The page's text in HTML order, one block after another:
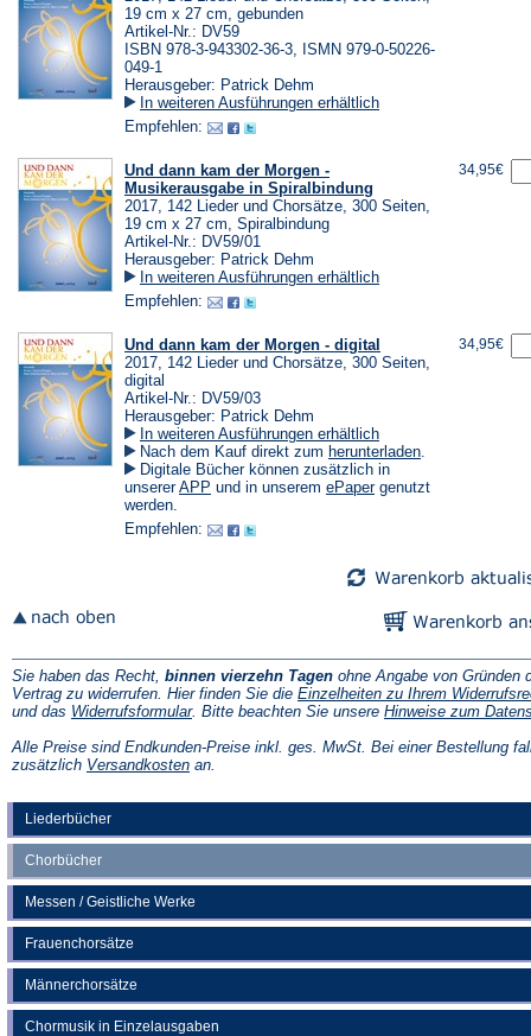
Liederbücher
Chorbücher
Messen / Geistliche Werke
Frauenchorsätze
Männerchorsätze
Chormusik in Einzelausgaben
19 cm x 27 cm, gebunden
Artikel-Nr.: DV59
ISBN 978-3-943302-36-3, ISMN 979-0-50226-
049-1
Herausgeber: Patrick Dehm
In weiteren Ausführungen erhältlich
Empfehlen:
Und dann kam der Morgen -
Musikerausgabe in Spiralbindung
2017, 142 Lieder und Chorsätze, 300 Seiten,
19 cm x 27 cm, Spiralbindung
Artikel-Nr.: DV59/01
Herausgeber: Patrick Dehm
In weiteren Ausführungen erhältlich
Empfehlen:
34,95€
Und dann kam der Morgen - digital
2017, 142 Lieder und Chorsätze, 300 Seiten,
digital
Artikel-Nr.: DV59/03
Herausgeber: Patrick Dehm
In weiteren Ausführungen erhältlich
Nach dem Kauf direkt zum herunterladen(Öffnet
einem
.
Digitale Bücher können zusätzlich in
unsererAPP (Öffnet
neuen
und in unserem ePaper(Öffnet
genutzt
werden.
Empfehlen:
34,95€
Sie haben das Recht, binnen vierzehn Tagen ohne Angabe von Gründen
Vertrag zu widerrufen. Hier finden Sie die Einzelheiten zu Ihrem
und das Widerrufsformular(Öffnet
einem
neuen
. Bitte beachten Sie unsere Hinweise zum
Alle Preise sind Endkunden-Preise inkl. ges. MwSt. Bei einer Bestellung
zusätzlich Versandkosten(Öffnet
an.